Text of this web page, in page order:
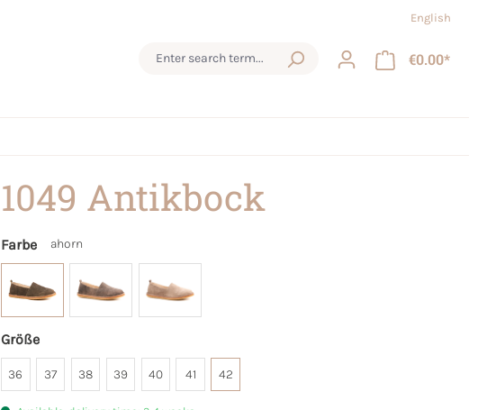
English
€0.00*
1049 Antikbock
Farbe ahorn
Größe
36 37 38 39 40 41 42